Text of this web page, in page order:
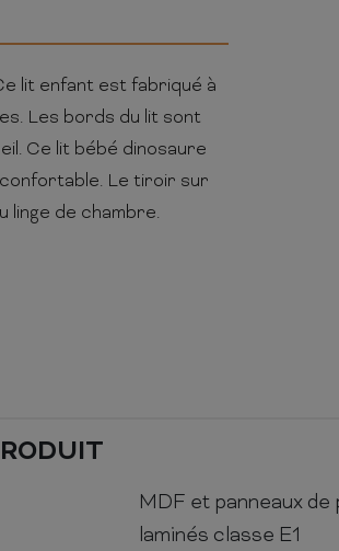
lit enfant est fabriqué à
Les bords du lit sont
Ce lit bébé dinosaure
Le tiroir sur
de chambre.
MDF et panneaux
laminés classe E1